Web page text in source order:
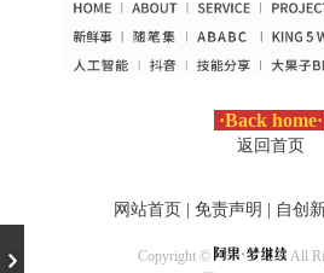
·Back home·
返回首页
网站首页 免责声明 自创
Copyright ©
All